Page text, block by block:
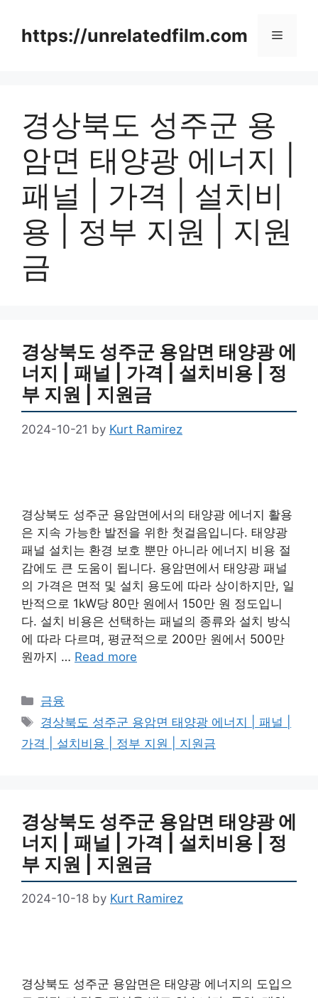
contenthttps://unrelatedfilm.com Menu
경상북도 성주군 용
암면 태양광 에너지 |
패널 | 가격 | 설치비
용 | 정부 지원 | 지원
금
경상북도 성주군 용암면 태양광 에
너지 | 패널 | 가격 | 설치비용 | 정
부 지원 | 지원금
2024-10-21 by Kurt Ramirez
경상북도 성주군 용암면에서의 태양광 에너지 활용
은 지속 가능한 발전을 위한 첫걸음입니다. 태양광
패널 설치는 환경 보호 뿐만 아니라 에너지 비용 절
감에도 큰 도움이 됩니다. 용암면에서 태양광 패널
의 가격은 면적 및 설치 용도에 따라 상이하지만, 일
반적으로 1kW당 80만 원에서 150만 원 정도입니
다. 설치 비용은 선택하는 패널의 종류와 설치 방식
에 따라 다르며, 평균적으로 200만 원에서 500만
원까지 … Read more
Categories
금융
Tags
경상북도 성주군 용암면 태양광 에너지 | 패널 |
가격 | 설치비용 | 정부 지원 | 지원금
경상북도 성주군 용암면 태양광 에
너지 | 패널 | 가격 | 설치비용 | 정
부 지원 | 지원금
2024-10-18 by Kurt Ramirez
경상북도 성주군 용암면은 태양광 에너지의 도입으